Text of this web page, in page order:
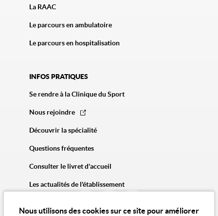
Nous utilisons des cookies sur ce site pour améliorer
La RAAC
Le parcours en ambulatoire
Le parcours en hospitalisation
INFOS PRATIQUES
Se rendre à la Clinique du Sport
Nous rejoindre
Découvrir la spécialité
Questions fréquentes
Consulter le livret d'accueil
Les actualités de l'établissement